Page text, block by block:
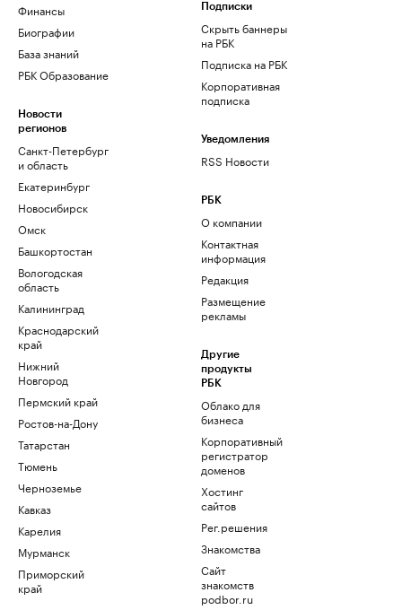
Финансы
Биографии
База знаний
РБК Образование
Новости
регионов
Санкт-Петербург
и область
Екатеринбург
Новосибирск
Омск
Башкортостан
Вологодская
область
Калининград
Краснодарский
край
Нижний
Новгород
Пермский край
Ростов-на-Дону
Татарстан
Тюмень
Черноземье
Кавказ
Карелия
Мурманск
Приморский
край
Подписки
Скрыть баннеры
на РБК
Подписка на РБК
Корпоративная
подписка
Уведомления
RSS Новости
РБК
О компании
Контактная
информация
Редакция
Размещение
рекламы
Другие
продукты
РБК
Облако для
бизнеса
Корпоративный
регистратор
доменов
Хостинг
сайтов
Рег.решения
Знакомства
Сайт
знакомств
podbor.ru